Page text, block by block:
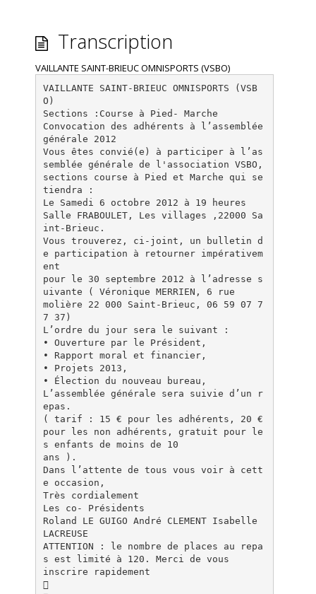
Transcription
VAILLANTE SAINT-BRIEUC OMNISPORTS (VSBO)
VAILLANTE SAINT-BRIEUC OMNISPORTS (VSB
O)
Sections :Course à Pied- Marche
Convocation des adhérents à l’assemblée
générale 2012
Vous êtes convié(e) à participer à l’as
semblée générale de l'association VSBO,
sections course à Pied et Marche qui se
tiendra :
Le Samedi 6 octobre 2012 à 19 heures
Salle FRABOULET, Les villages ,22000 Sa
int-Brieuc.
Vous trouverez, ci-joint, un bulletin d
e participation à retourner impérativem
ent
pour le 30 septembre 2012 à l’adresse s
uivante ( Véronique MERRIEN, 6 rue
molière 22 000 Saint-Brieuc, 06 59 07 7
7 37)
L’ordre du jour sera le suivant :
• Ouverture par le Président,
• Rapport moral et financier,
• Projets 2013,
• Élection du nouveau bureau,
L’assemblée générale sera suivie d’un r
epas.
( tarif : 15 € pour les adhérents, 20 €
pour les non adhérents, gratuit pour le
s enfants de moins de 10
ans ).
Dans l’attente de tous vous voir à cett
e occasion,
Très cordialement
Les co- Présidents
Roland LE GUIGO André CLEMENT Isabelle
LACREUSE
ATTENTION : le nombre de places au repa
s est limité à 120. Merci de vous
inscrire rapidement
